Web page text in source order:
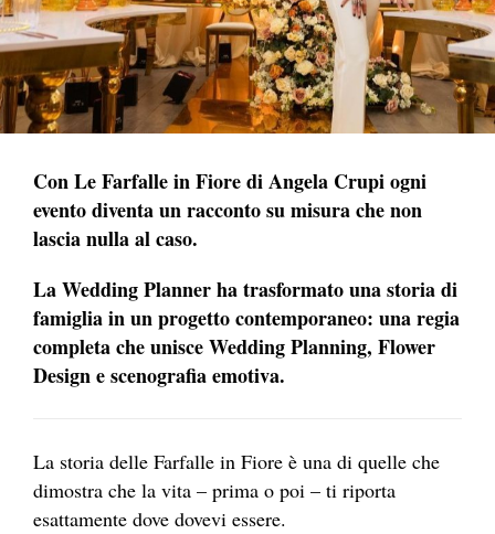
Con Le Farfalle in Fiore di Angela Crupi ogni
evento diventa un racconto su misura che non
lascia nulla al caso.
La Wedding Planner ha trasformato una storia di
famiglia in un progetto contemporaneo: una regia
completa che unisce Wedding Planning, Flower
Design e scenografia emotiva.
La storia delle Farfalle in Fiore è una di quelle che
dimostra che la vita – prima o poi – ti riporta
esattamente dove dovevi essere.